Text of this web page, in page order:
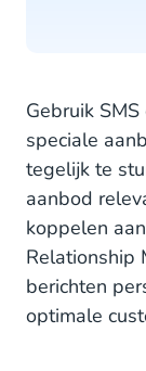
Gebruik
speciale
tegelijk te
aanbod
koppelen
Relationship
berichten
optimale